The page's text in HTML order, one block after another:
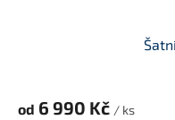
od 6 990 Kč / ks